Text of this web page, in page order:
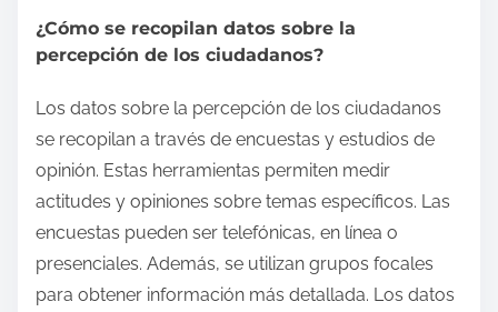
¿Cómo se recopilan datos sobre la
percepción de los ciudadanos?
Los datos sobre la percepción de los ciudadanos
se recopilan a través de encuestas y estudios de
opinión. Estas herramientas permiten medir
actitudes y opiniones sobre temas específicos. Las
encuestas pueden ser telefónicas, en línea o
presenciales. Además, se utilizan grupos focales
para obtener información más detallada. Los datos